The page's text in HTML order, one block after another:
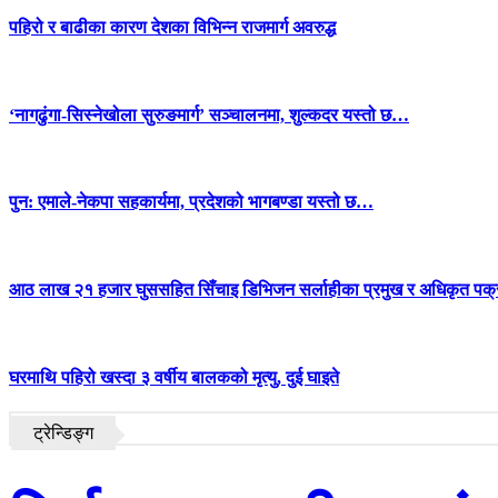
पहिरो र बाढीका कारण देशका विभिन्न राजमार्ग अवरुद्ध
‘नागढुंगा-सिस्नेखोला सुरुङमार्ग’ सञ्चालनमा, शुल्कदर यस्तो छ…
पुन: एमाले-नेकपा सहकार्यमा, प्रदेशको भागबण्डा यस्तो छ…
आठ लाख २१ हजार घुससहित सिँचाइ डिभिजन सर्लाहीका प्रमुख र अधिकृत
घरमाथि पहिरो खस्दा ३ वर्षीय बालकको मृत्यु, दुई घाइते
ट्रेन्डिङ्ग